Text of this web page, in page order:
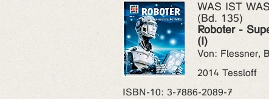
WAS IST
(Bd. 135)
Roboter -
(I)
Von: Flessner,
2014 Tessloff
ISBN‑10: 3-7886-2089-7